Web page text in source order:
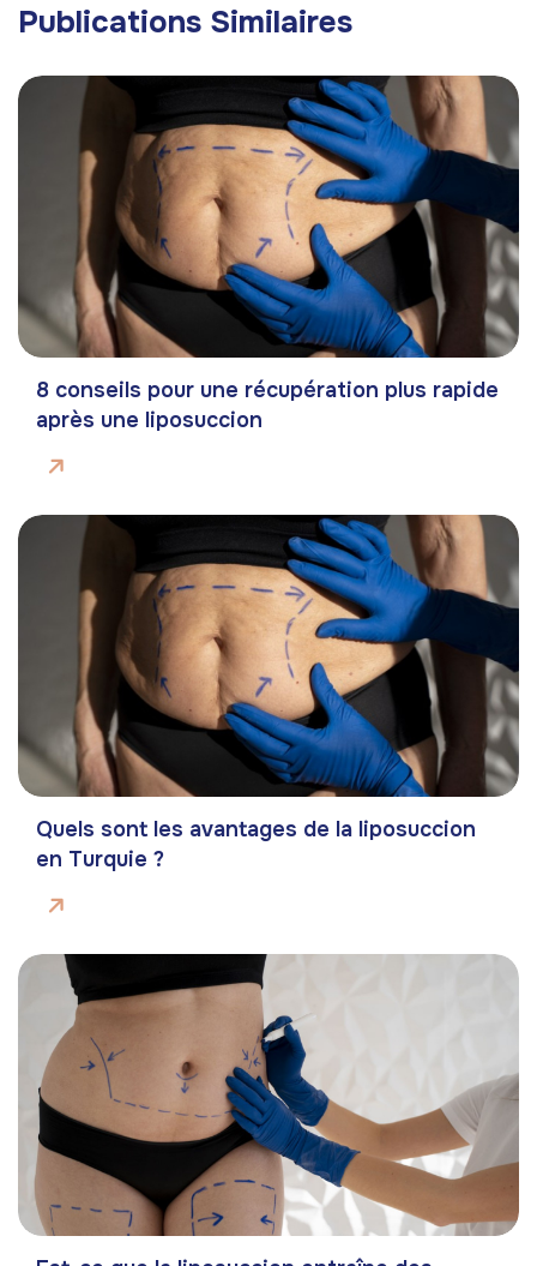
Publications Similaires
8 conseils pour une récupération plus rapide
après une liposuccion
Quels sont les avantages de la liposuccion
en Turquie ?